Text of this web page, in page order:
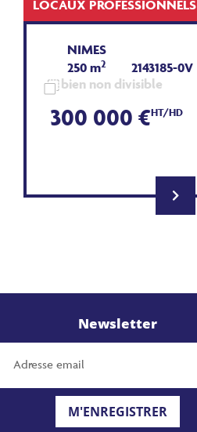
LOCAUX PROFESSIONNELS
NIMES
250 m2
2143185-0V
bien non divisible
300 000 €HT/HD
Newsletter
M'ENREGISTRER